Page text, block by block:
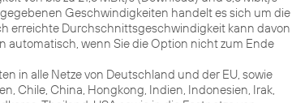
Geschwindigkeiten handelt es sich um die
erreichte Durchschnittsgeschwindigkeit kann davon
wenn Sie die Option nicht zum Ende
in alle Netze von Deutschland und der EU, sowie
Chile, China, Hongkong, Indien, Indonesien, Irak,